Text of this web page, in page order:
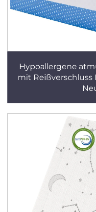
Hypoallergene
mit Reißverschluss